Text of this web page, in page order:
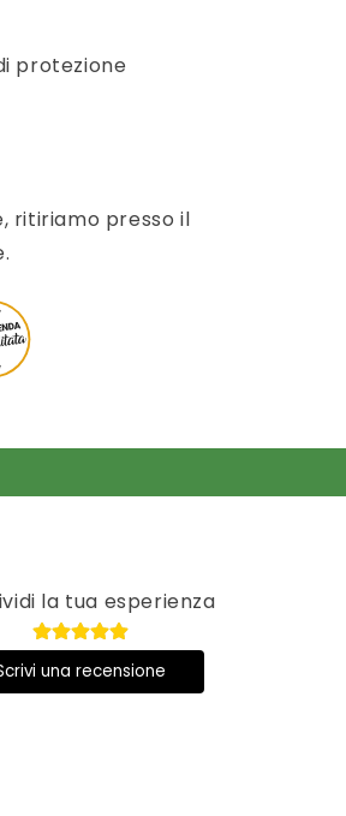
protezione
ritiriamo presso il
la tua esperienza
una recensione